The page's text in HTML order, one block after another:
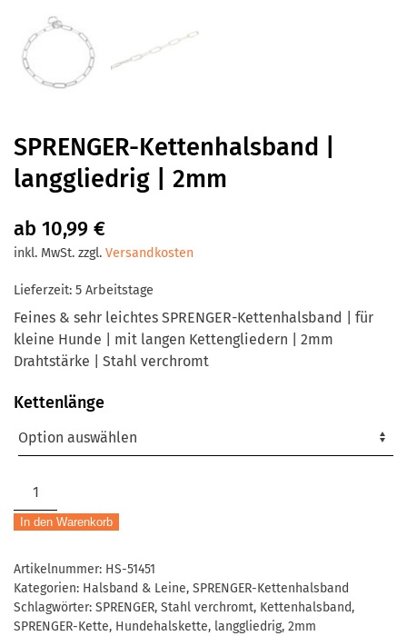
SPRENGER-Kettenhalsband |
langgliedrig | 2mm
ab 10,99 €
inkl. MwSt. zzgl. Versandkosten
Lieferzeit: 5 Arbeitstage
Feines & sehr leichtes SPRENGER-Kettenhalsband | für
kleine Hunde | mit langen Kettengliedern | 2mm
Drahtstärke | Stahl verchromt
Kettenlänge
SPRENGER-
Kettenhalsband
|
|
2mm
Menge
In den Warenkorb
Artikelnummer: HS-51451
Kategorien: Halsband & Leine, SPRENGER-Kettenhalsband
Schlagwörter: SPRENGER, Stahl verchromt, Kettenhalsband,
SPRENGER-Kette, Hundehalskette, langgliedrig, 2mm